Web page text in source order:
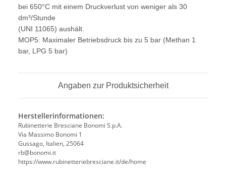
bei 650°C mit einem Druckverlust von weniger als 30
dm³/Stunde
(UNI 11065) aushält.
MOP5: Maximaler Betriebsdruck bis zu 5 bar (Methan 1
bar, LPG 5 bar)
Angaben zur Produktsicherheit
Herstellerinformationen:
Rubinetterie Bresciane Bonomi S.p.A.
Via Massimo Bonomi 1
Gussago, Italien, 25064
rb@bonomi.it
https://www.rubinetteriebresciane.it/de/home